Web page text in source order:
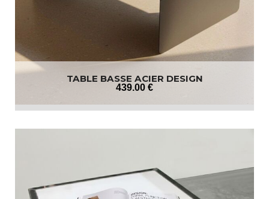
TABLE BASSE ACIER DESIGN
439.00 €